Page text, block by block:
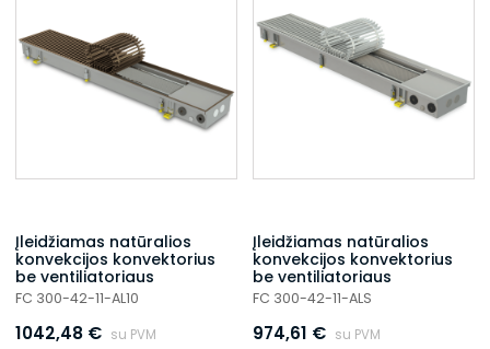
Įleidžiamas natūralios
konvekcijos konvektorius
be ventiliatoriaus
FC 300-42-11-AL10
1042,48 € su PVM
Įleidžiamas natūralios
konvekcijos konvektorius
be ventiliatoriaus
FC 300-42-11-ALS
974,61 € su PVM